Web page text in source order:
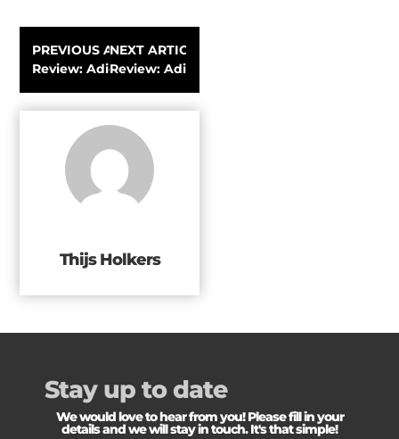
PREVIOUS ARTICLE
Review: Adidas Terrex Gore-Tex active Shell Jacket
NEXT ARTICLE
Review: Adidas Terrex Swift Outdoor Broek
Thijs Holkers
Stay up to date
We would love to hear from you! Please fill in your
details and we will stay in touch. It's that simple!